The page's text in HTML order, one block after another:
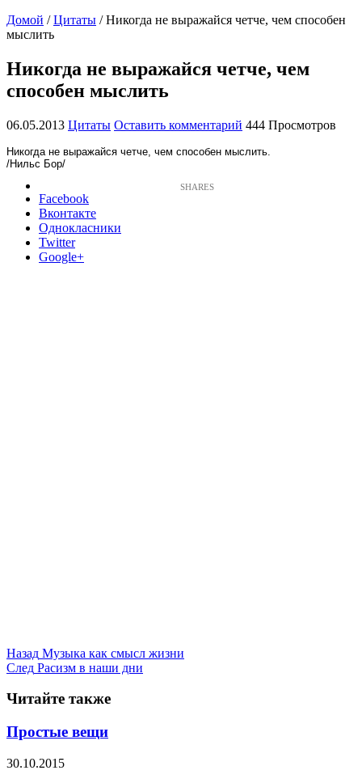
Домой / Цитаты / Никогда не выражайся четче, чем способен
мыслить
Никогда не выражайся четче, чем
способен мыслить
06.05.2013 Цитаты Оставить комментарий 444 Просмотров
Никогда не выражайся четче, чем способен мыслить.
/Нильс Бор/
Facebook
Вконтакте
Однокласники
Twitter
Google+
Назад Музыка как смысл жизни
След Расизм в наши дни
Читайте также
Простые вещи
30.10.2015